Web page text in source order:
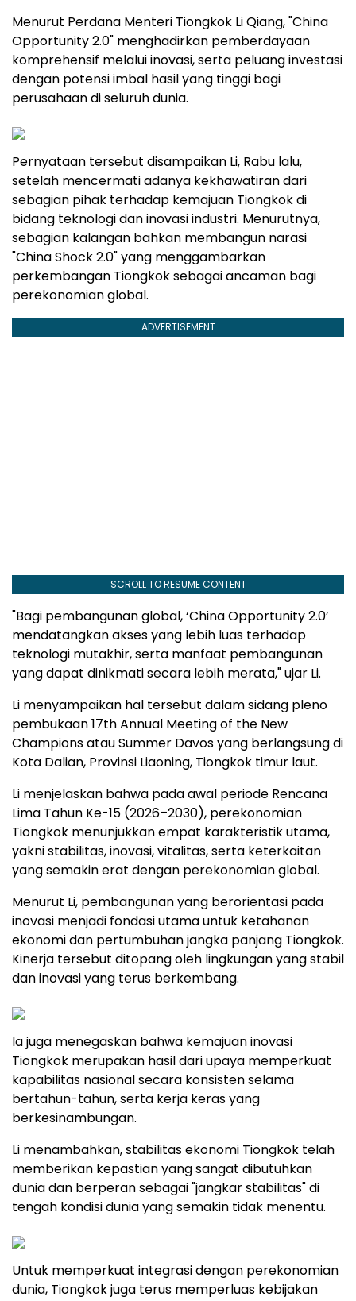
Menurut Perdana Menteri Tiongkok Li Qiang, "China
Opportunity 2.0" menghadirkan pemberdayaan
komprehensif melalui inovasi, serta peluang investasi
dengan potensi imbal hasil yang tinggi bagi
perusahaan di seluruh dunia.
Pernyataan tersebut disampaikan Li, Rabu lalu,
setelah mencermati adanya kekhawatiran dari
sebagian pihak terhadap kemajuan Tiongkok di
bidang teknologi dan inovasi industri. Menurutnya,
sebagian kalangan bahkan membangun narasi
"China Shock 2.0" yang menggambarkan
perkembangan Tiongkok sebagai ancaman bagi
perekonomian global.
ADVERTISEMENT
SCROLL TO RESUME CONTENT
"Bagi pembangunan global, ‘China Opportunity 2.0’
mendatangkan akses yang lebih luas terhadap
teknologi mutakhir, serta manfaat pembangunan
yang dapat dinikmati secara lebih merata," ujar Li.
Li menyampaikan hal tersebut dalam sidang pleno
pembukaan 17th Annual Meeting of the New
Champions atau Summer Davos yang berlangsung di
Kota Dalian, Provinsi Liaoning, Tiongkok timur laut.
Li menjelaskan bahwa pada awal periode Rencana
Lima Tahun Ke-15 (2026–2030), perekonomian
Tiongkok menunjukkan empat karakteristik utama,
yakni stabilitas, inovasi, vitalitas, serta keterkaitan
yang semakin erat dengan perekonomian global.
Menurut Li, pembangunan yang berorientasi pada
inovasi menjadi fondasi utama untuk ketahanan
ekonomi dan pertumbuhan jangka panjang Tiongkok.
Kinerja tersebut ditopang oleh lingkungan yang stabil
dan inovasi yang terus berkembang.
Ia juga menegaskan bahwa kemajuan inovasi
Tiongkok merupakan hasil dari upaya memperkuat
kapabilitas nasional secara konsisten selama
bertahun-tahun, serta kerja keras yang
berkesinambungan.
Li menambahkan, stabilitas ekonomi Tiongkok telah
memberikan kepastian yang sangat dibutuhkan
dunia dan berperan sebagai "jangkar stabilitas" di
tengah kondisi dunia yang semakin tidak menentu.
Untuk memperkuat integrasi dengan perekonomian
dunia, Tiongkok juga terus memperluas kebijakan